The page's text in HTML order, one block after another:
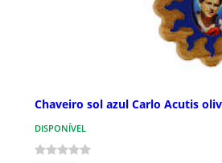
Chaveiro sol azul Carlo Acutis
DISPONÍVEL